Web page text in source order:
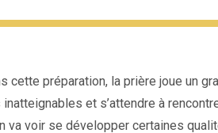
préparation, la prière joue un
et s’attendre à
va voir se développer certaines